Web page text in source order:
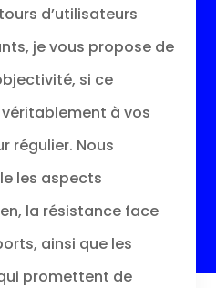
d’utilisateurs
je vous propose de
si ce
à vos
régulier. Nous
les aspects
la résistance face
ainsi que les
promettent de